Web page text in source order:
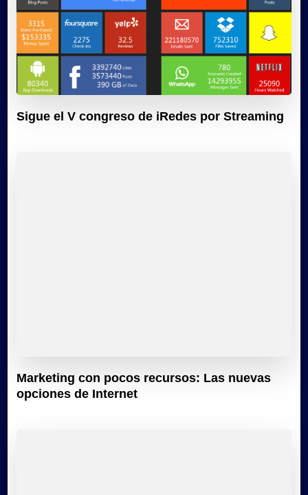
Sigue el V congreso de iRedes por Streaming
Marketing con pocos recursos: Las nuevas
opciones de Internet